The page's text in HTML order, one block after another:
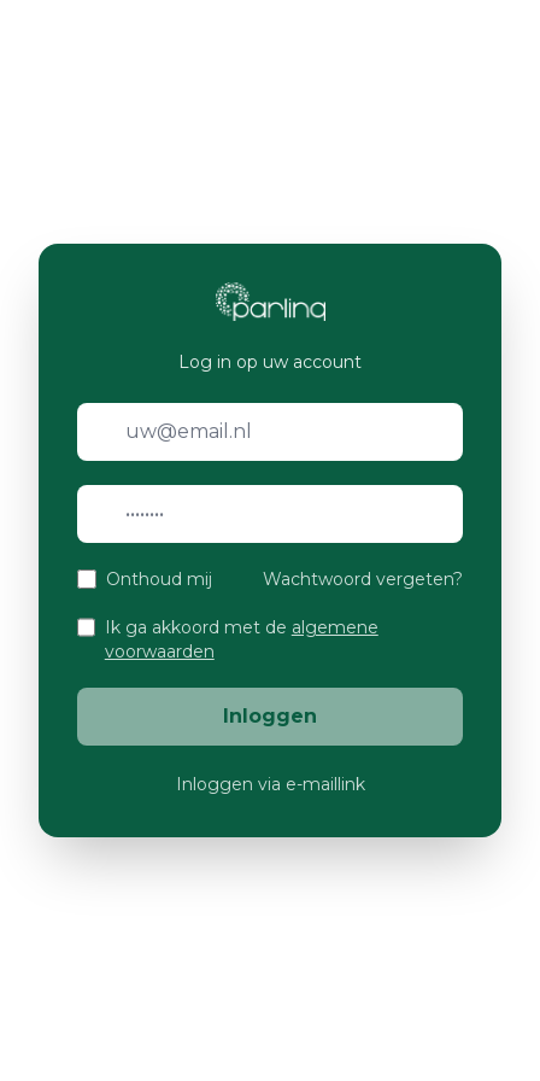
Log in op uw account
Onthoud mij Wachtwoord vergeten?
Ik ga akkoord met de algemene
voorwaarden
Inloggen
Inloggen via e-maillink